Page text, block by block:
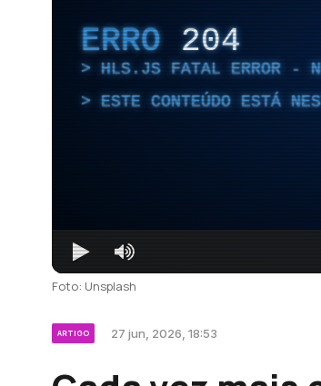
ERRO 204
HLS.JS FATAL ERROR -
ESTE CONTEÚDO ESTÁ
Foto: Unsplash
ARTIGO 27 jun, 2026, 18:53